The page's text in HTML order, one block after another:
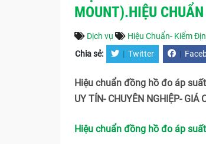
MOUNT).HIỆU
Dịch vụ Hiệu Chuẩn- Kiểm
Chia sẻ: | Twitter |
Hiệu chuẩn đồng hồ đo áp
UY TÍN- CHUYÊN NGHIỆP-
Hiệu chuẩn đồng hồ đo áp